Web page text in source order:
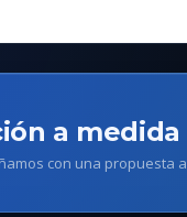
a medida
con una propuesta a